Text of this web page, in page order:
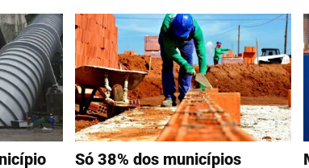
Só 38% dos municípios